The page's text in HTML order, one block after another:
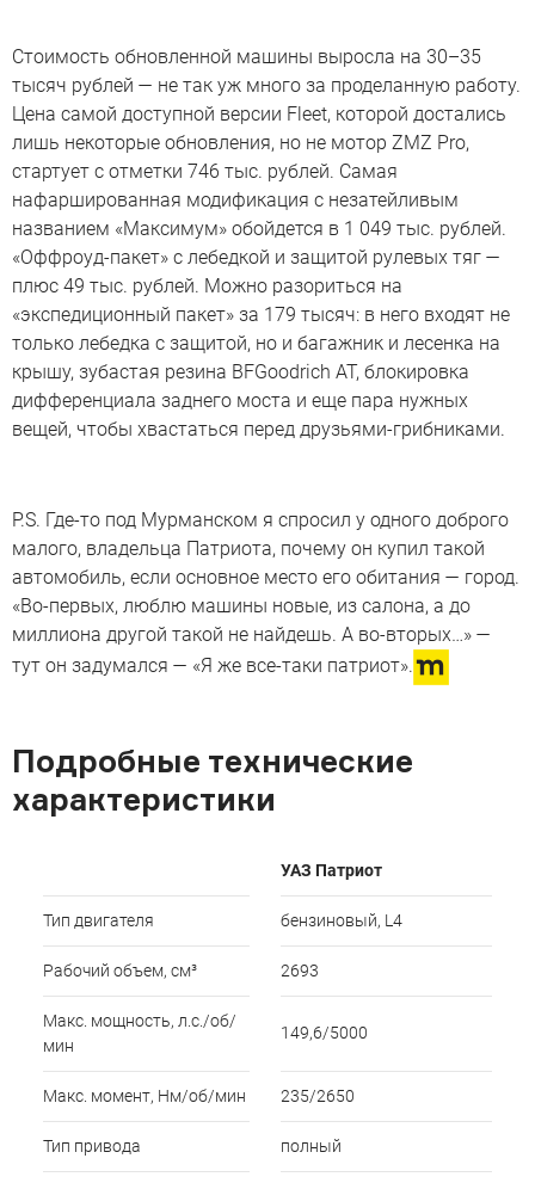
Стоимость обновленной машины выросла на 30–35
тысяч рублей — не так уж много за проделанную работу.
Цена самой доступной версии Fleet, которой достались
лишь некоторые обновления, но не мотор ZMZ Pro,
стартует с отметки 746 тыс. рублей. Самая
нафаршированная модификация с незатейливым
названием «Максимум» обойдется в 1 049 тыс. рублей.
«Оффроуд-пакет» с лебедкой и защитой рулевых тяг —
плюс 49 тыс. рублей. Можно разориться на
«экспедиционный пакет» за 179 тысяч: в него входят не
только лебедка с защитой, но и багажник и лесенка на
крышу, зубастая резина BFGoodrich AT, блокировка
дифференциала заднего моста и еще пара нужных
вещей, чтобы хвастаться перед друзьями-грибниками.
P.S. Где-то под Мурманском я спросил у одного доброго
малого, владельца Патриота, почему он купил такой
автомобиль, если основное место его обитания — город.
«Во-первых, люблю машины новые, из салона, а до
миллиона другой такой не найдешь. А во-вторых…» —
тут он задумался — «Я же все-таки патриот».
Подробные технические
характеристики
УАЗ Патриот
Тип двигателя бензиновый, L4
Рабочий объем, см³ 2693
Макс. мощность, л.с./об/
мин
149,6/5000
Макс. момент, Нм/об/мин 235/2650
Тип привода полный